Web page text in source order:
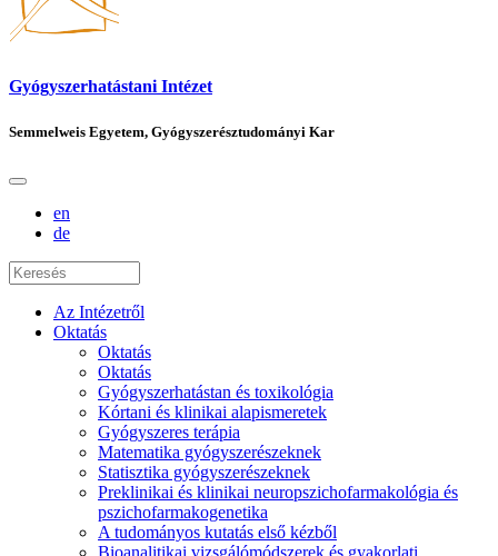
Gyógyszerhatástani Intézet
Semmelweis Egyetem, Gyógyszerésztudományi Kar
en
de
Az Intézetről
Oktatás
Oktatás
Oktatás
Gyógyszerhatástan és toxikológia
Kórtani és klinikai alapismeretek
Gyógyszeres terápia
Matematika gyógyszerészeknek
Statisztika gyógyszerészeknek
Preklinikai és klinikai neuropszichofarmakológia és
pszichofarmakogenetika
A tudományos kutatás első kézből
Bioanalitikai vizsgálómódszerek és gyakorlati